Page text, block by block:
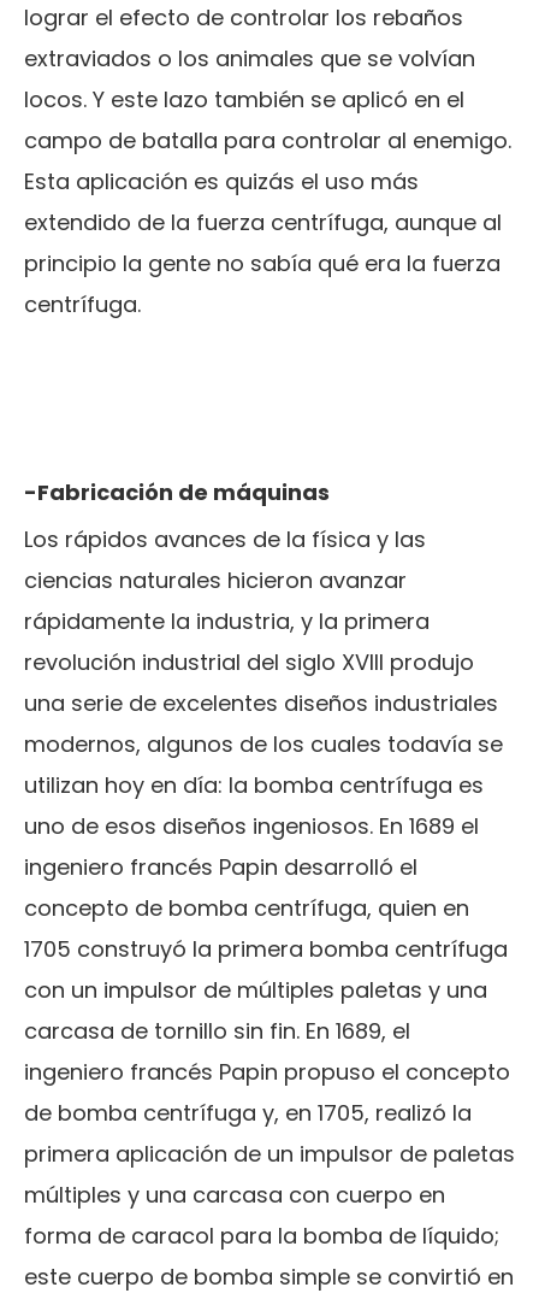
lograr el efecto de controlar los rebaños
extraviados o los animales que se volvían
locos. Y este lazo también se aplicó en el
campo de batalla para controlar al enemigo.
Esta aplicación es quizás el uso más
extendido de la fuerza centrífuga, aunque al
principio la gente no sabía qué era la fuerza
centrífuga.
-Fabricación de máquinas
Los rápidos avances de la física y las
ciencias naturales hicieron avanzar
rápidamente la industria, y la primera
revolución industrial del siglo XVIII produjo
una serie de excelentes diseños industriales
modernos, algunos de los cuales todavía se
utilizan hoy en día: la bomba centrífuga es
uno de esos diseños ingeniosos. En 1689 el
ingeniero francés Papin desarrolló el
concepto de bomba centrífuga, quien en
1705 construyó la primera bomba centrífuga
con un impulsor de múltiples paletas y una
carcasa de tornillo sin fin. En 1689, el
ingeniero francés Papin propuso el concepto
de bomba centrífuga y, en 1705, realizó la
primera aplicación de un impulsor de paletas
múltiples y una carcasa con cuerpo en
forma de caracol para la bomba de líquido;
este cuerpo de bomba simple se convirtió en